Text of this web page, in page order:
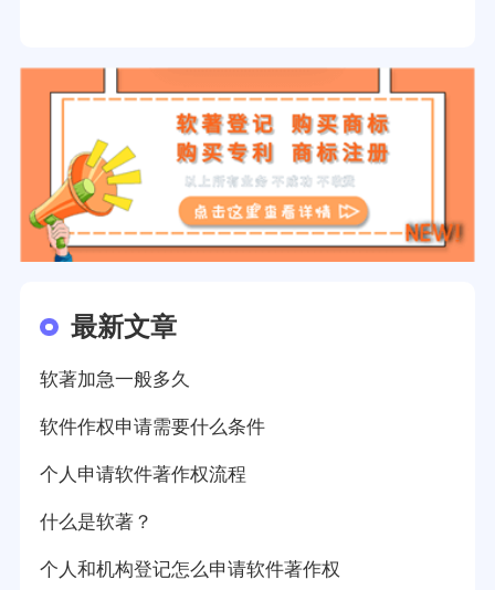
最新文章
软著加急一般多久
软件作权申请需要什么条件
个人申请软件著作权流程
什么是软著？
个人和机构登记怎么申请软件著作权